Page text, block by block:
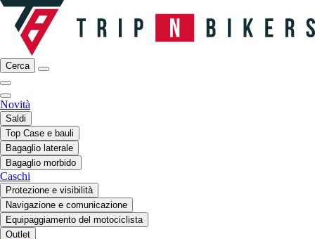
Cerca
Novità
Saldi
Top Case e bauli
Bagaglio laterale
Bagaglio morbido
Caschi
Protezione e visibilità
Navigazione e comunicazione
Equipaggiamento del motociclista
Outlet